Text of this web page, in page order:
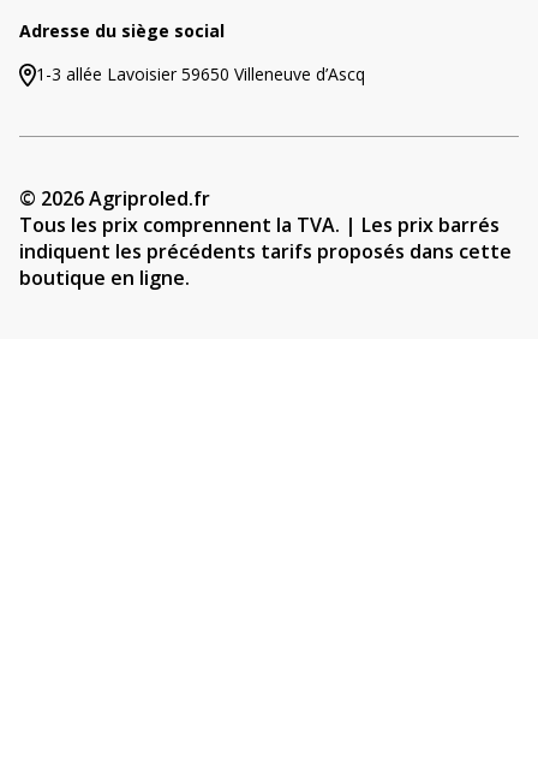
Adresse du siège social
1-3 allée Lavoisier 59650 Villeneuve d’Ascq
© 2026 Agriproled.fr
Tous les prix comprennent la TVA. | Les prix barrés
indiquent les précédents tarifs proposés dans cette
boutique en ligne.